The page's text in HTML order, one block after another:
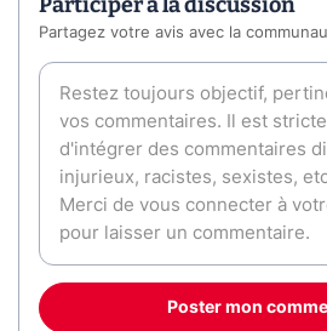
Partagez votre avis avec la
Poster mon